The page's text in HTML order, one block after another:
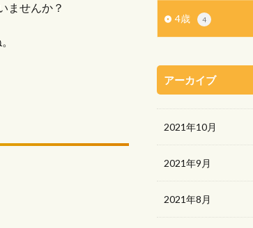
ませんか？
4歳 4
アーカイブ
2021年10月
2021年9月
2021年8月